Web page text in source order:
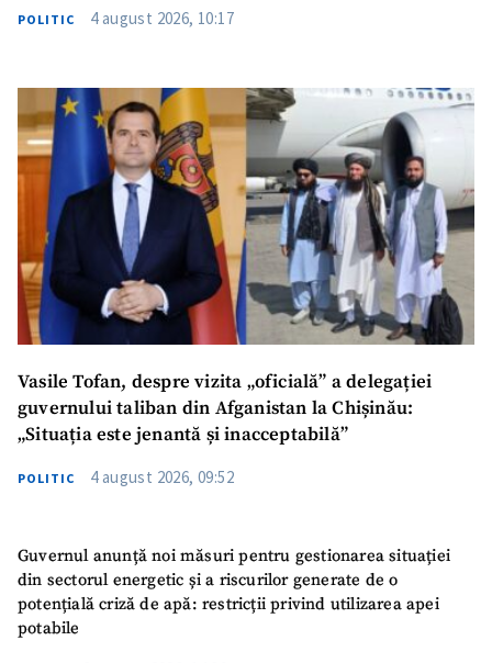
POLITIC 4 august 2026, 10:17
Vasile Tofan, despre vizita „oficială” a delegației
guvernului taliban din Afganistan la Chișinău:
„Situația este jenantă și inacceptabilă”
POLITIC 4 august 2026, 09:52
Guvernul anunță noi măsuri pentru gestionarea situației
din sectorul energetic și a riscurilor generate de o
potențială criză de apă: restricții privind utilizarea apei
potabile